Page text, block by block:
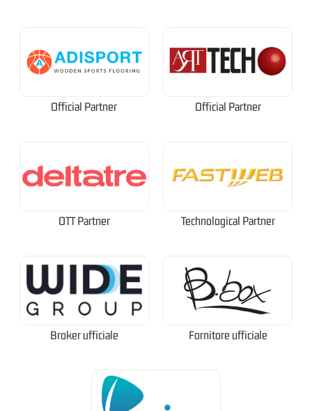
Official Partner Official Partner
OTT Partner Technological Partner
Broker ufficiale Fornitore ufficiale